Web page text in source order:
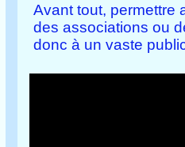
Avant tout, permettre
des associations ou
donc à un vaste